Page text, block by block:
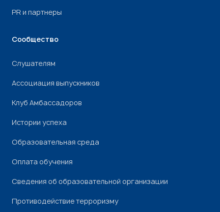
PR и партнеры
Сообщество
Слушателям
Ассоциация выпускников
Клуб Амбассадоров
Истории успеха
Образовательная среда
Оплата обучения
Сведения об образовательной организации
Противодействие терроризму